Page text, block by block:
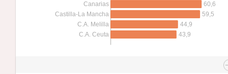
C.A. Ceuta
C.A. Melilla
Castilla-La Mancha
Canarias
43,9
44,9
59,5
60,6